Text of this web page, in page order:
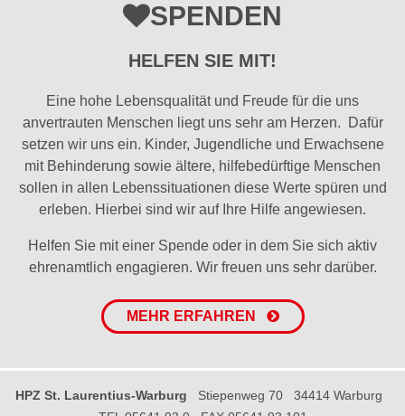
SPENDEN
HELFEN SIE MIT!
Eine hohe Lebensqualität und Freude für die uns
anvertrauten Menschen liegt uns sehr am Herzen. Dafür
setzen wir uns ein. Kinder, Jugendliche und Erwachsene
mit Behinderung sowie ältere, hilfebedürftige Menschen
sollen in allen Lebenssituationen diese Werte spüren und
erleben. Hierbei sind wir auf Ihre Hilfe angewiesen.
Helfen Sie mit einer Spende oder in dem Sie sich aktiv
ehrenamtlich engagieren. Wir freuen uns sehr darüber.
MEHR ERFAHREN
HPZ St. Laurentius-Warburg Stiepenweg 70
34414 Warburg